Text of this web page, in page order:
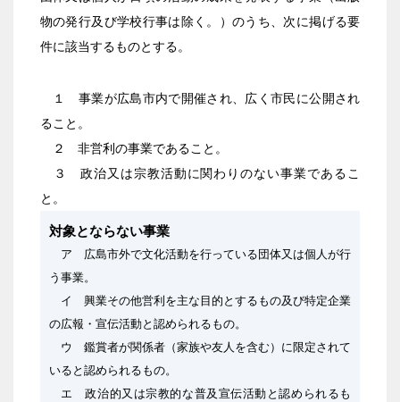
物の発行及び学校行事は除く。）のうち、次に掲げる要
件に該当するものとする。
１ 事業が広島市内で開催され、広く市民に公開され
ること。
２ 非営利の事業であること。
３ 政治又は宗教活動に関わりのない事業であるこ
と。
対象とならない事業
ア 広島市外で文化活動を行っている団体又は個人が行
う事業。
イ 興業その他営利を主な目的とするもの及び特定企業
の広報・宣伝活動と認められるもの。
ウ 鑑賞者が関係者（家族や友人を含む）に限定されて
いると認められるもの。
エ 政治的又は宗教的な普及宣伝活動と認められるも